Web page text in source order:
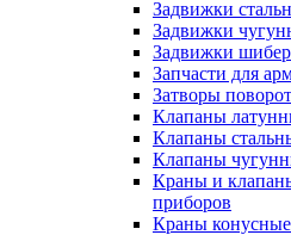
Задвижки
Задвижки
Задвижки
Запчасти для
Затворы
Клапаны
Клапаны
Клапаны
Краны и
приборов
Краны